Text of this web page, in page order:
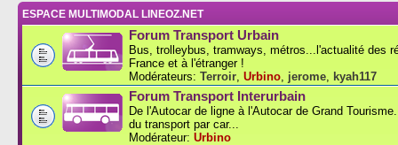
ESPACE MULTIMODAL LINEOZ.NET
Forum Transport Urbain
Bus, trolleybus, tramways, métros...l'actualité des
France et à l'étranger !
Modérateurs: Terroir Urbino jerome kyah117
Forum Transport Interurbain
De l'Autocar de ligne à l'Autocar de Grand
du transport par car...
Modérateur: Urbino